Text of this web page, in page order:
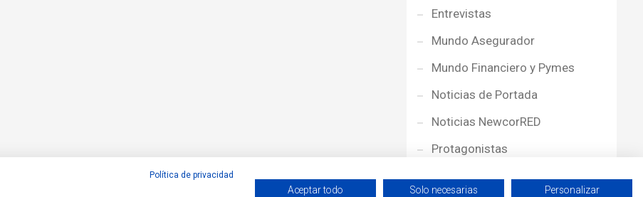
Entrevistas
Mundo Asegurador
Mundo Financiero y Pymes
Noticias de Portada
Noticias NewcorRED
Protagonistas
Reportajes
Política de privacidad
Aceptar todo Solo necesarias Personalizar